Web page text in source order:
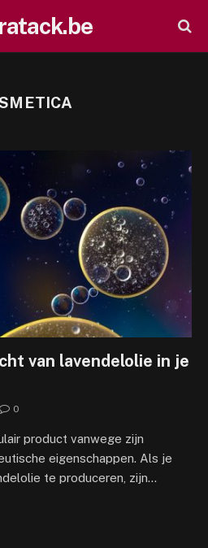
van lavendelolie in je
0
product vanwege zijn
eigenschappen. Als je
te produceren, zijn…